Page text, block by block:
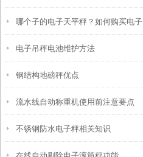
哪个子的电子天平秤？如何购买电子
天平？
电子吊秤电池维护方法
钢结构地磅秤优点
流水线自动称重机使用前注意要点
不锈钢防水电子秤相关知识